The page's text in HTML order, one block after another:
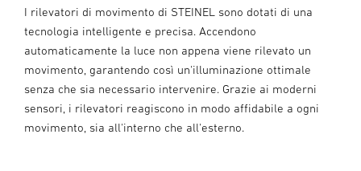
I rilevatori di movimento di STEINEL sono dotati di una
tecnologia intelligente e precisa. Accendono
automaticamente la luce non appena viene rilevato un
movimento, garantendo così un'illuminazione ottimale
senza che sia necessario intervenire. Grazie ai moderni
sensori, i rilevatori reagiscono in modo affidabile a ogni
movimento, sia all'interno che all'esterno.